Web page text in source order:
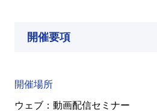
開催要項
開催場所
ウェブ：動画配信セミナー